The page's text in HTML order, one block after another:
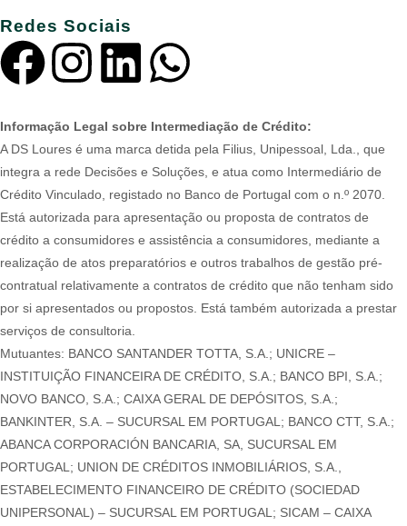
Redes Sociais
Informação Legal sobre Intermediação de Crédito:
A DS Loures é uma marca detida pela Filius, Unipessoal, Lda., que
integra a rede Decisões e Soluções, e atua como Intermediário de
Crédito Vinculado, registado no Banco de Portugal com o n.º 2070.
Está autorizada para apresentação ou proposta de contratos de
crédito a consumidores e assistência a consumidores, mediante a
realização de atos preparatórios e outros trabalhos de gestão pré-
contratual relativamente a contratos de crédito que não tenham sido
por si apresentados ou propostos. Está também autorizada a prestar
serviços de consultoria.
Mutuantes: BANCO SANTANDER TOTTA, S.A.; UNICRE –
INSTITUIÇÃO FINANCEIRA DE CRÉDITO, S.A.; BANCO BPI, S.A.;
NOVO BANCO, S.A.; CAIXA GERAL DE DEPÓSITOS, S.A.;
BANKINTER, S.A. – SUCURSAL EM PORTUGAL; BANCO CTT, S.A.;
ABANCA CORPORACIÓN BANCARIA, SA, SUCURSAL EM
PORTUGAL; UNION DE CRÉDITOS INMOBILIÁRIOS, S.A.,
ESTABELECIMENTO FINANCEIRO DE CRÉDITO (SOCIEDAD
UNIPERSONAL) – SUCURSAL EM PORTUGAL; SICAM – CAIXA